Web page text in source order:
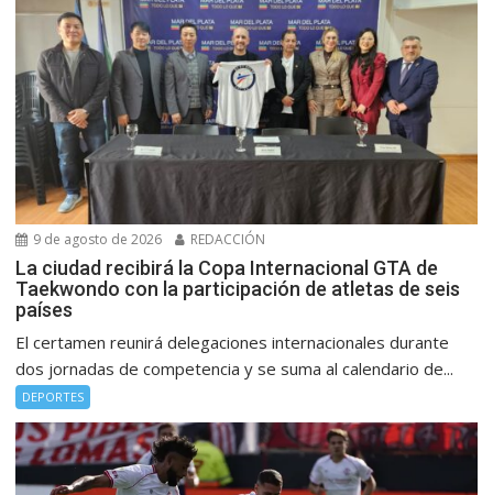
9 de agosto de 2026 REDACCIÓN
La ciudad recibirá la Copa Internacional GTA de
Taekwondo con la participación de atletas de seis
países
El certamen reunirá delegaciones internacionales durante
dos jornadas de competencia y se suma al calendario de...
DEPORTES